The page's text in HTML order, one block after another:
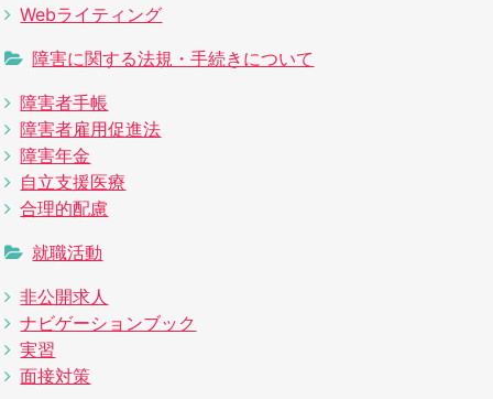
Webライティング
障害に関する法規・手続きについて
障害者手帳
障害者雇用促進法
障害年金
自立支援医療
合理的配慮
就職活動
非公開求人
ナビゲーションブック
実習
面接対策